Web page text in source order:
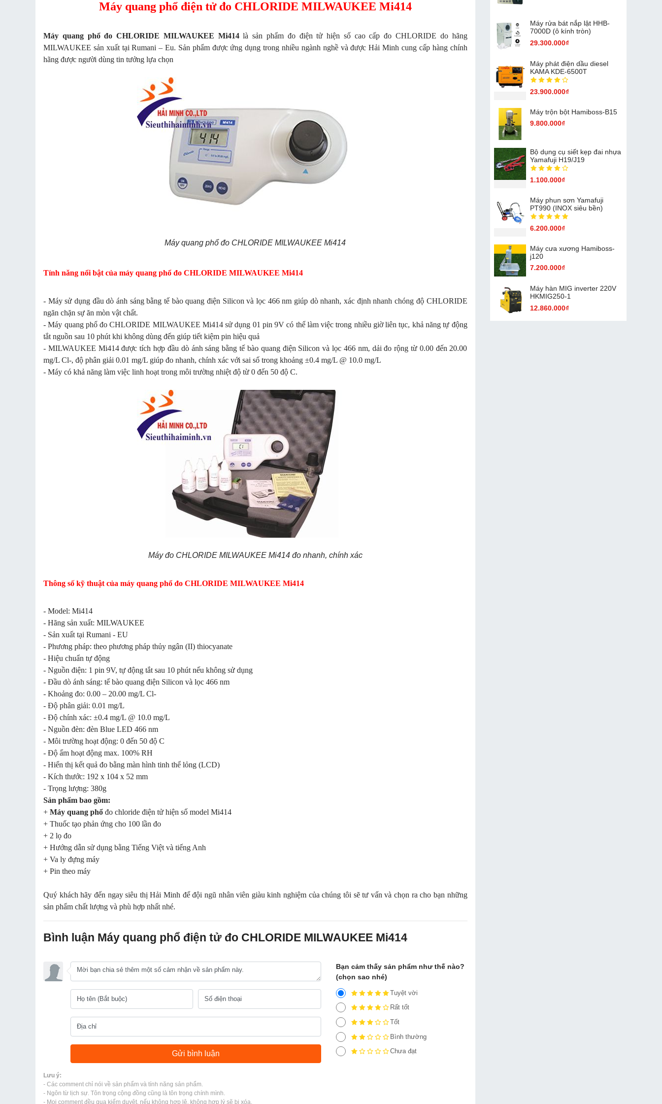
Máy quang phổ điện tử đo CHLORIDE MILWAUKEE Mi414
Máy quang phổ đo CHLORIDE MILWAUKEE Mi414là sản phẩm đo điện tử hiện số cao cấp đo CHLORIDE do hãng
MILWAUKEE sản xuất tại Rumani – Eu. Sản phẩm được ứng dụng trong nhiều ngành nghề và được Hải Minh cung cấp hàng chính
hãng được người dùng tin tưởng lựa chọn
Máy quang phổ đo CHLORIDE MILWAUKEE Mi414
Tính năng nổi bật của máy quang phổ đo CHLORIDE MILWAUKEE Mi414
- Máy sử dụng đầu dò ánh sáng bằng tế bào quang điện Silicon và lọc 466 nm giúp dò nhanh, xác định nhanh chóng độ CHLORIDE
ngăn chặn sự ăn mòn vật chất.
- Máy quang phổ đo CHLORIDE MILWAUKEE Mi414 sử dụng 01 pin 9V có thể làm việc trong nhiều giờ liên tục, khả năng tự động
tắt nguồn sau 10 phút khi không dùng đến giúp tiết kiệm pin hiệu quả
- MILWAUKEE Mi414 được tích hợp đầu dò ánh sáng bằng tế bào quang điện Silicon và lọc 466 nm, dải đo rộng từ 0.00 đến 20.00
mg/L Cl-, độ phân giải 0.01 mg/L giúp đo nhanh, chính xác với sai số trong khoảng ±0.4 mg/L @ 10.0 mg/L
- Máy có khả năng làm việc linh hoạt trong môi trường nhiệt độ từ 0 đến 50 độ C.
Máy đo CHLORIDE MILWAUKEE Mi414 đo nhanh, chính xác
Thông số kỹ thuật của máy quang phổ đo CHLORIDE MILWAUKEE Mi414
- Model: Mi414
- Hãng sản xuất: MILWAUKEE
- Sản xuất tại Rumani - EU
- Phương pháp: theo phương pháp thủy ngân (II) thiocyanate
- Hiệu chuẩn tự động
- Nguồn điện: 1 pin 9V, tự động tắt sau 10 phút nếu không sử dụng
- Đầu dò ánh sáng: tế bào quang điện Silicon và lọc 466 nm
- Khoảng đo: 0.00 – 20.00 mg/L Cl-
- Độ phân giải: 0.01 mg/L
- Độ chính xác: ±0.4 mg/L @ 10.0 mg/L
- Nguồn đèn: đèn Blue LED 466 nm
- Môi trường hoạt động: 0 đến 50 độ C
- Độ ẩm hoạt động max. 100% RH
- Hiển thị kết quả đo bằng màn hình tinh thể lỏng (LCD)
- Kích thước: 192 x 104 x 52 mm
- Trọng lượng: 380g
Sản phẩm bao gồm:
+ Máy quang phổ đo chloride điện tử hiện số model Mi414
+ Thuốc tạo phản ứng cho 100 lần đo
+ 2 lọ đo
+ Hướng dẫn sử dụng bằng Tiếng Việt và tiếng Anh
+ Va ly đựng máy
+ Pin theo máy
Quý khách hãy đến ngay siêu thị Hải Minh để đội ngũ nhân viên giàu kinh nghiệm của chúng tôi sẽ tư vấn và chọn ra cho bạn những
sản phẩm chất lượng và phù hợp nhất nhé.
Bình luận Máy quang phổ điện tử đo CHLORIDE MILWAUKEE Mi414
Bạn cảm thấy sản phẩm như thế nào?
(chọn sao nhé)
Tuyệt vời
Rất tốt
Tốt
Bình thường
Chưa đạt
Lưu ý:
- Các comment chỉ nói về sản phẩm và tính năng sản phẩm.
- Ngôn từ lịch sự. Tôn trọng cộng đồng cũng là tôn trọng chính mình.
- Mọi comment đều qua kiểm duyệt, nếu không hợp lệ, không hợp lý sẽ bị xóa.
Máy rửa bát nắp lật HHB-
7000D (ô kính tròn)
29.300.000₫
Máy phát điện dầu diesel
KAMA KDE-6500T
23.900.000₫
Máy trộn bột Hamiboss-B15
9.800.000₫
Bộ dụng cụ siết kẹp đai nhựa
Yamafuji H19/J19
1.100.000₫
Máy phun sơn Yamafuji
PT990 (INOX siêu bền)
6.200.000₫
Máy cưa xương Hamiboss-
j120
7.200.000₫
Máy hàn MIG inverter 220V
HKMIG250-1
12.860.000₫